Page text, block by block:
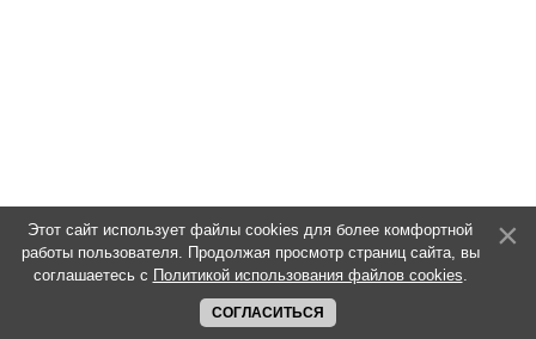
Этот сайт использует файлы cookies для более комфортной
работы пользователя. Продолжая просмотр страниц сайта, вы
соглашаетесь с Политикой использования файлов cookies.
СОГЛАСИТЬСЯ